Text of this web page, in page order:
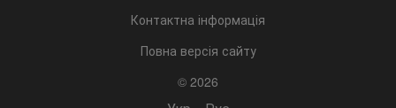
Контактна інформація
Повна версія сайту
© 2026